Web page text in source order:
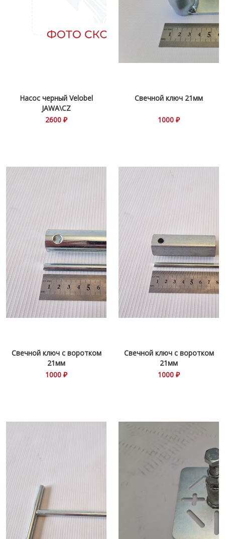
Насос черный Velobel
JAWA\CZ
2600 ₽
Свечной ключ 21мм
1000 ₽
Свечной ключ с воротком
21мм
1000 ₽
Свечной ключ с воротком
21мм
1000 ₽